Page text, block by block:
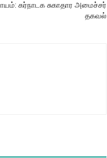
கர்நாடக சுகாதார அமைச்சர்
தகவல்